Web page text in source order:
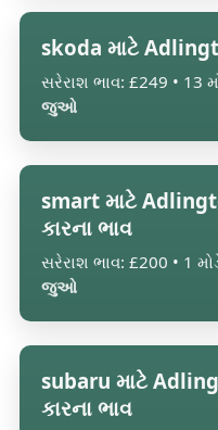
skoda માટે
સરેરાશ ભાવ: £249 • 13
જુઓ
smart માટે
કારના ભાવ
સરેરાશ ભાવ: £200 • 1
જુઓ
subaru માટે
કારના ભાવ